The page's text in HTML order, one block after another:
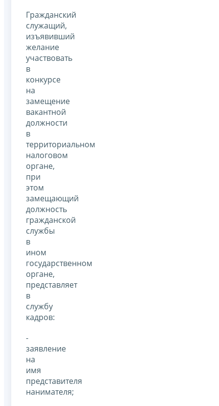
Гражданский
служащий,
изъявивший
желание
участвовать
в
конкурсе
на
замещение
вакантной
должности
в
территориальном
налоговом
органе,
при
этом
замещающий
должность
гражданской
службы
в
ином
государственном
органе,
представляет
в
службу
кадров:
-
заявление
на
имя
представителя
нанимателя;